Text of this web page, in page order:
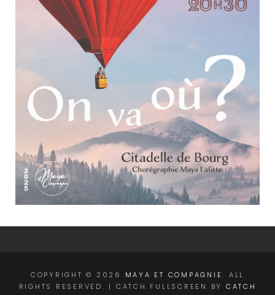
COPYRIGHT © 2026 MAYA ET COMPAGNIE. ALL
RIGHTS RESERVED. | CATCH FULLSCREEN BY CATCH